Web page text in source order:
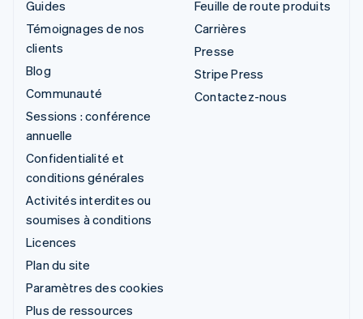
Guides
Témoignages de nos
clients
Blog
Communauté
Sessions : conférence
annuelle
Confidentialité et
conditions générales
Activités interdites ou
soumises à conditions
Licences
Plan du site
Paramètres des cookies
Plus de ressources
Feuille de route produits
Carrières
Presse
Stripe Press
Contactez-nous